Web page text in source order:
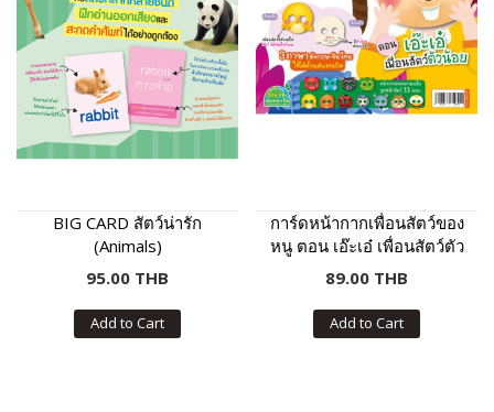
BIG CARD สัตว์น่ารัก
(Animals)
95.00 THB
Add to Cart
การ์ดหน้ากากเพื่อนสัตว์ของ
หนู ตอน เอ๊ะเอ๋ เพื่อนสัตว์ตัว
น้อย
89.00 THB
Add to Cart